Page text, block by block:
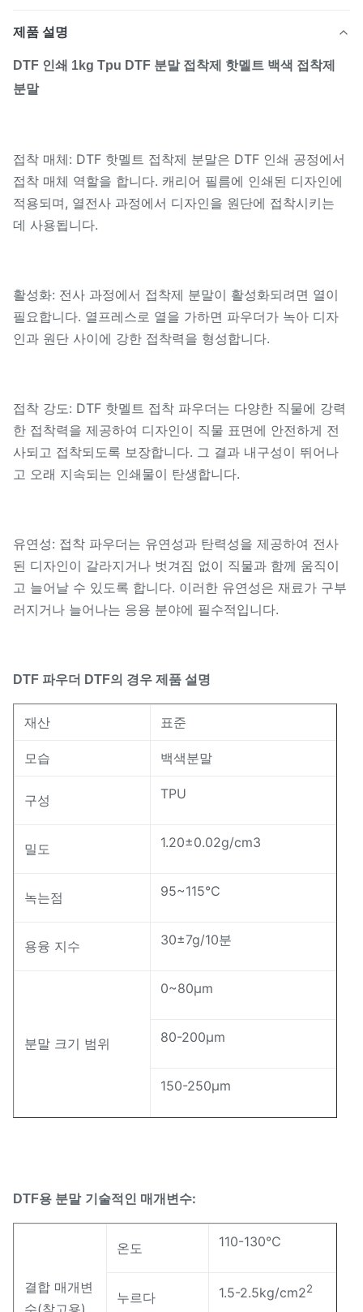
제품 설명
DTF 인쇄 1kg Tpu DTF 분말 접착제 핫멜트 백색 접착제
분말
접착 매체: DTF 핫멜트 접착제 분말은 DTF 인쇄 공정에서
접착 매체 역할을 합니다. 캐리어 필름에 인쇄된 디자인에
적용되며, 열전사 과정에서 디자인을 원단에 접착시키는
데 사용됩니다.
활성화: 전사 과정에서 접착제 분말이 활성화되려면 열이
필요합니다. 열프레스로 열을 가하면 파우더가 녹아 디자
인과 원단 사이에 강한 접착력을 형성합니다.
접착 강도: DTF 핫멜트 접착 파우더는 다양한 직물에 강력
한 접착력을 제공하여 디자인이 직물 표면에 안전하게 전
사되고 접착되도록 보장합니다. 그 결과 내구성이 뛰어나
고 오래 지속되는 인쇄물이 탄생합니다.
유연성: 접착 파우더는 유연성과 탄력성을 제공하여 전사
된 디자인이 갈라지거나 벗겨짐 없이 직물과 함께 움직이
고 늘어날 수 있도록 합니다. 이러한 유연성은 재료가 구부
러지거나 늘어나는 응용 분야에 필수적입니다.
DTF 파우더 DTF의 경우 제품 설명
재산 표준
모습 백색분말
구성 TPU
밀도 1.20±0.02g/cm3
녹는점 95~115℃
용융 지수 30±7g/10분
분말 크기 범위
0~80μm
80-200μm
150-250μm
DTF용 분말 기술적인 매개변수:
결합 매개변
수(참고용)
온도 110-130℃
누르다 1.5-2.5kg/cm22